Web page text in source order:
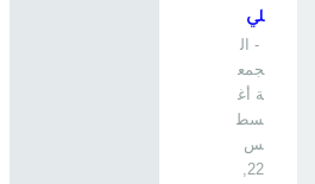
لي
- ال
جمع
ة أغ
سط
س
22,